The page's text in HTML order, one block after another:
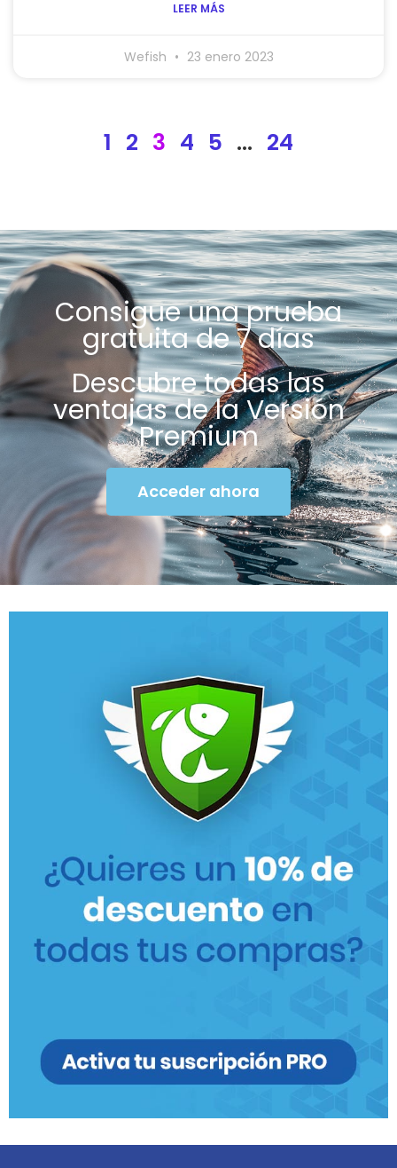
LEER MÁS
Wefish 23 enero 2023
1 2 3 4 5 … 24
Consigue una prueba
gratuita de 7 días
Descubre todas las
ventajas de la Versión
Premium
Acceder ahora